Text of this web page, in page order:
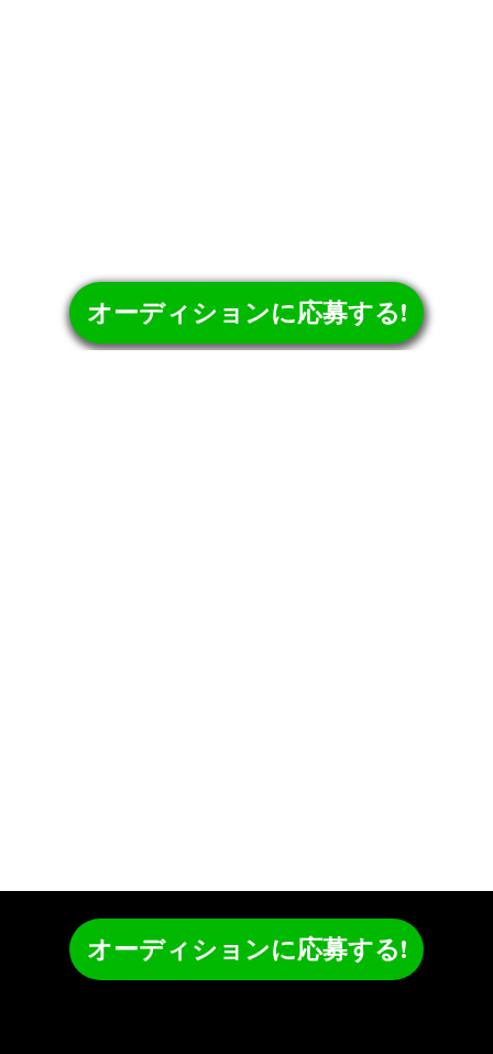
オーディションに応募する!
オーディションに応募する!